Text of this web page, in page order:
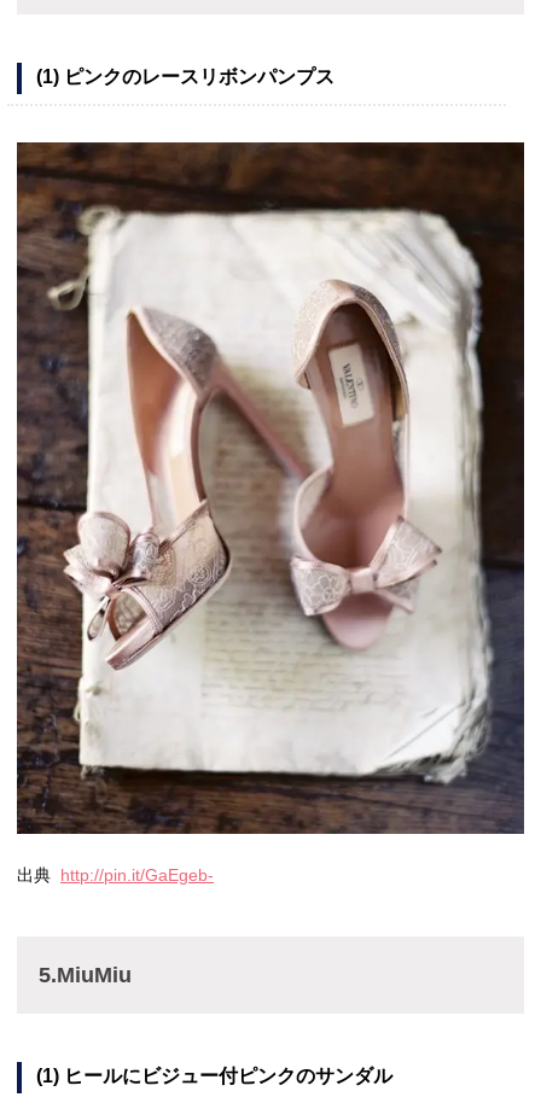
(1) ピンクのレースリボンパンプス
出典 http://pin.it/GaEgeb-
5.MiuMiu
(1) ヒールにビジュー付ピンクのサンダル